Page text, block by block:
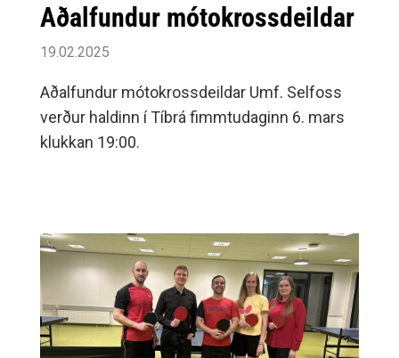
Aðalfundur mótokrossdeildar
19.02.2025
Aðalfundur mótokrossdeildar Umf. Selfoss
verður haldinn í Tíbrá fimmtudaginn 6. mars
klukkan 19:00.